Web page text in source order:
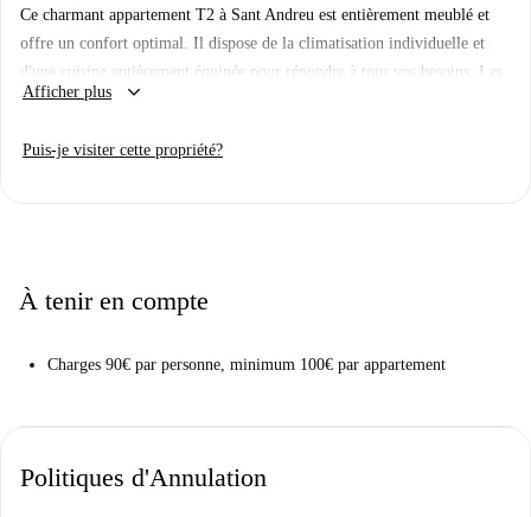
Ce charmant appartement T2 à Sant Andreu est entièrement meublé et
offre un confort optimal. Il dispose de la climatisation individuelle et
d'une cuisine entièrement équipée pour répondre à tous vos besoins. Les
couples sont les bienvenus. Tous les propriétaires de Spotahome sont
fiable.
Afficher plus keyboard_arrow_down
Puis-je visiter cette propriété?
À tenir en compte
Charges 90€ par personne, minimum 100€ par appartement
Politiques d'Annulation